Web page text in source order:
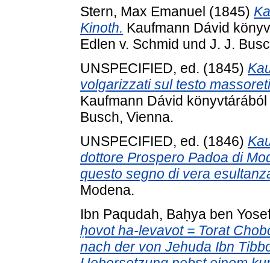
Stern, Max Emanuel (1845)
Kinoth. Kaufmann Dávid
Edlen v. Schmid und J. J.
UNSPECIFIED, ed. (1845)
volgarizzati sul testo
Kaufmann Dávid
Busch, Vienna.
UNSPECIFIED, ed. (1846)
dottore Prospero Padoa di
questo segno di vera
Modena.
Ibn Paqudah, Baḥya ben
ḥovot ha-levavot = Torat
nach der von Jehuda Ibn